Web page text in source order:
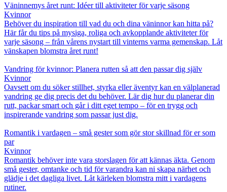
Väninnemys året runt: Idéer till aktiviteter för varje säsong
Kvinnor
Behöver du inspiration till vad du och dina väninnor kan hitta på?
Här får du tips på mysiga, roliga och avkopplande aktiviteter för
varje säsong – från vårens nystart till vinterns varma gemenskap. Låt
vänskapen blomstra året runt!
Vandring för kvinnor: Planera rutten så att den passar dig själv
Kvinnor
Oavsett om du söker stillhet, styrka eller äventyr kan en välplanerad
vandring ge dig precis det du behöver. Lär dig hur du planerar din
rutt, packar smart och går i ditt eget tempo – för en trygg och
inspirerande vandring som passar just dig.
Romantik i vardagen – små gester som gör stor skillnad för er som
par
Kvinnor
Romantik behöver inte vara storslagen för att kännas äkta. Genom
små gester, omtanke och tid för varandra kan ni skapa närhet och
glädje i det dagliga livet. Låt kärleken blomstra mitt i vardagens
rutiner.